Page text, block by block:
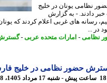
یونان در خلیج
- به گزارش
های غربی اعلام کردند که یونان در
-امارات متحده عربی- گسترش-
حضور نظامی در خلیج فارس